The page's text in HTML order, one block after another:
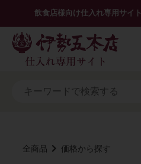
飲食店様向け仕入れ専用サイト
全商品 価格から探す